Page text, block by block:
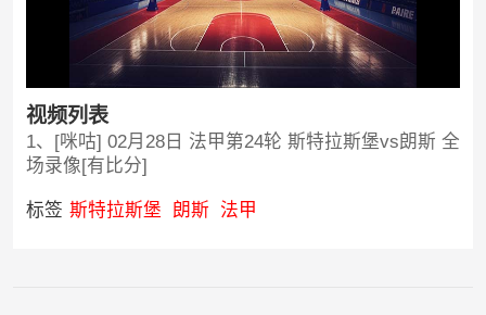
视频列表
1、[咪咕] 02月28日 法甲第24轮 斯特拉斯堡vs朗斯 全
场录像[有比分]
标签 斯特拉斯堡 朗斯 法甲